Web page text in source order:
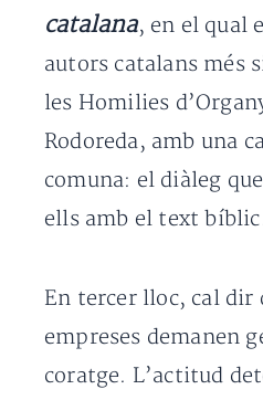
catalana, en el qual
autors catalans més
les Homilies
Rodoreda, amb una
comuna: el diàleg
ells amb el text
En tercer lloc, cal dir
empreses demanen
coratge. L’actitud